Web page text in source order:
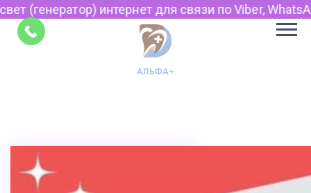
интернет для связи по Viber, WhatsApp и Telegram.